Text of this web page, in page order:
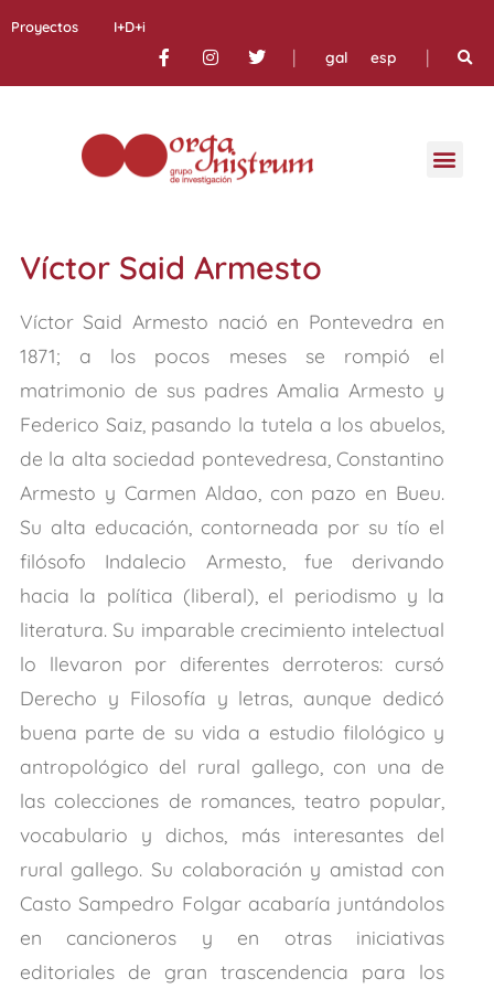
Proyectos I+D+i
| gal esp |
Víctor Said Armesto
Víctor Said Armesto nació en Pontevedra en
1871; a los pocos meses se rompió el
matrimonio de sus padres Amalia Armesto y
Federico Saiz, pasando la tutela a los abuelos,
de la alta sociedad pontevedresa, Constantino
Armesto y Carmen Aldao, con pazo en Bueu.
Su alta educación, contorneada por su tío el
filósofo Indalecio Armesto, fue derivando
hacia la política (liberal), el periodismo y la
literatura. Su imparable crecimiento intelectual
lo llevaron por diferentes derroteros: cursó
Derecho y Filosofía y letras, aunque dedicó
buena parte de su vida a estudio filológico y
antropológico del rural gallego, con una de
las colecciones de romances, teatro popular,
vocabulario y dichos, más interesantes del
rural gallego. Su colaboración y amistad con
Casto Sampedro Folgar acabaría juntándolos
en cancioneros y en otras iniciativas
editoriales de gran trascendencia para los